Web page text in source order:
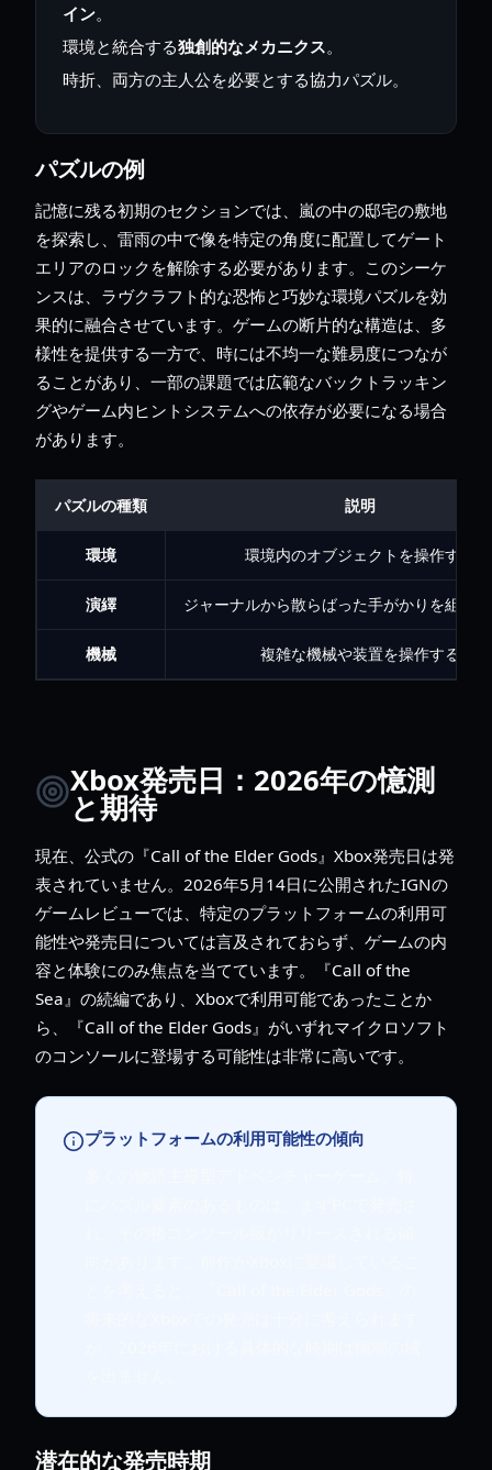
イン。
環境と統合する独創的なメカニクス。
時折、両方の主人公を必要とする協力パズル。
パズルの例
記憶に残る初期のセクションでは、嵐の中の邸宅の敷地
を探索し、雷雨の中で像を特定の角度に配置してゲート
エリアのロックを解除する必要があります。このシーケ
ンスは、ラヴクラフト的な恐怖と巧妙な環境パズルを効
果的に融合させています。ゲームの断片的な構造は、多
様性を提供する一方で、時には不均一な難易度につなが
ることがあり、一部の課題では広範なバックトラッキン
グやゲーム内ヒントシステムへの依存が必要になる場合
があります。
パズルの種類 説明
環境 環境内のオブジェクトを操作する
演繹 ジャーナルから散らばった手がかりを組み
機械 複雑な機械や装置を操作する
Xbox発売日：2026年の憶測
と期待
現在、公式の『Call of the Elder Gods』Xbox発売日は発
表されていません。2026年5月14日に公開されたIGNの
ゲームレビューでは、特定のプラットフォームの利用可
能性や発売日については言及されておらず、ゲームの内
容と体験にのみ焦点を当てています。『Call of the
Sea』の続編であり、Xboxで利用可能であったことか
ら、『Call of the Elder Gods』がいずれマイクロソフト
のコンソールに登場する可能性は非常に高いです。
プラットフォームの利用可能性の傾向
潜在的な発売時期